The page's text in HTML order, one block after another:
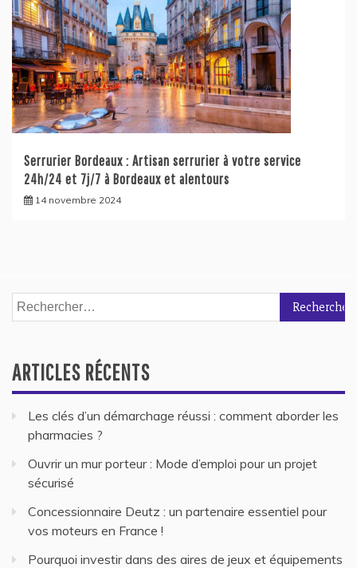
Serrurier Bordeaux : Artisan serrurier à votre service
24h/24 et 7j/7 à Bordeaux et alentours
14 novembre 2024
Rechercher :
ARTICLES RÉCENTS
Les clés d’un démarchage réussi : comment aborder les
pharmacies ?
Ouvrir un mur porteur : Mode d’emploi pour un projet
sécurisé
Concessionnaire Deutz : un partenaire essentiel pour
vos moteurs en France !
Pourquoi investir dans des aires de jeux et équipements